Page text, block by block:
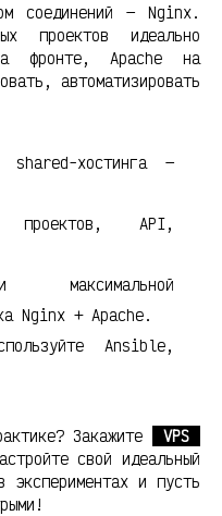
соединений — Nginx.
проектов идеально
фронте, Apache на
автоматизировать
хостинга —
проектов, API,
Nginx + Apache.
Ansible,
Закажите
VPS
свой идеальный
и пусть